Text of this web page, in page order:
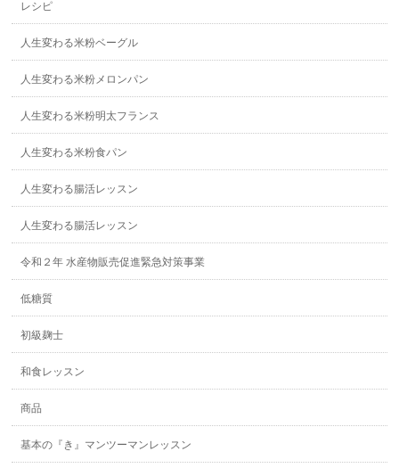
レシピ
人生変わる米粉ベーグル
人生変わる米粉メロンパン
人生変わる米粉明太フランス
人生変わる米粉食パン
人生変わる腸活レッスン
人生変わる腸活レッスン
令和２年 水産物販売促進緊急対策事業
低糖質
初級麹士
和食レッスン
商品
基本の『き』マンツーマンレッスン